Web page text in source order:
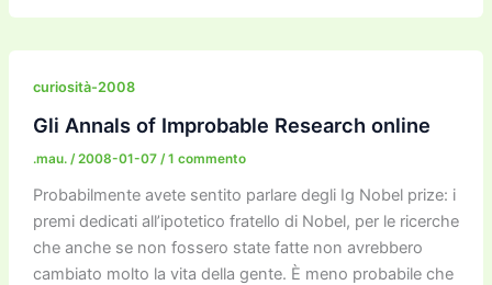
c
e
b
o
o
k
itt
er
ai
l
ai
l
st
o
o
e
gr
m
p
y
n
k
e
n
n
di
di
curiosità-2008
Gli Annals of Improbable Research online
.mau. /2008-01-07 /1 commento
Probabilmente avete sentito parlare degli Ig Nobel prize: i
premi dedicati all’ipotetico fratello di Nobel, per le ricerche
che anche se non fossero state fatte non avrebbero
cambiato molto la vita della gente. È meno probabile che